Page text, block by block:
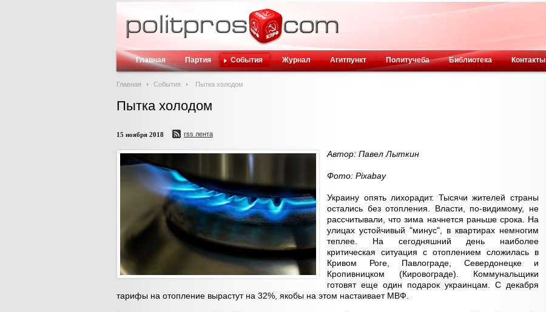
Главная Партия События Журнал Агитпункт Политучеба Библиотека Контакты
Главная События Пытка холодом
Пытка холодом
15 ноября 2018 rss лента
Автор: Павел Лыткин
Фото: Pixabay
Украину опять лихорадит. Тысячи жителей страны
остались без отопления. Власти, по-видимому, не
рассчитывали, что зима начнется раньше срока. На
улицах устойчивый "минус", в квартирах немногим
теплее. На сегодняшний день наиболее
критическая ситуация с отоплением сложилась в
Кривом Роге, Павлограде, Севердонецке и
Кропивницком (Кировограде). Коммунальщики
готовят еще один подарок украинцам. С декабря
тарифы на отопление вырастут на 32%, якобы на этом настаивает МВФ.